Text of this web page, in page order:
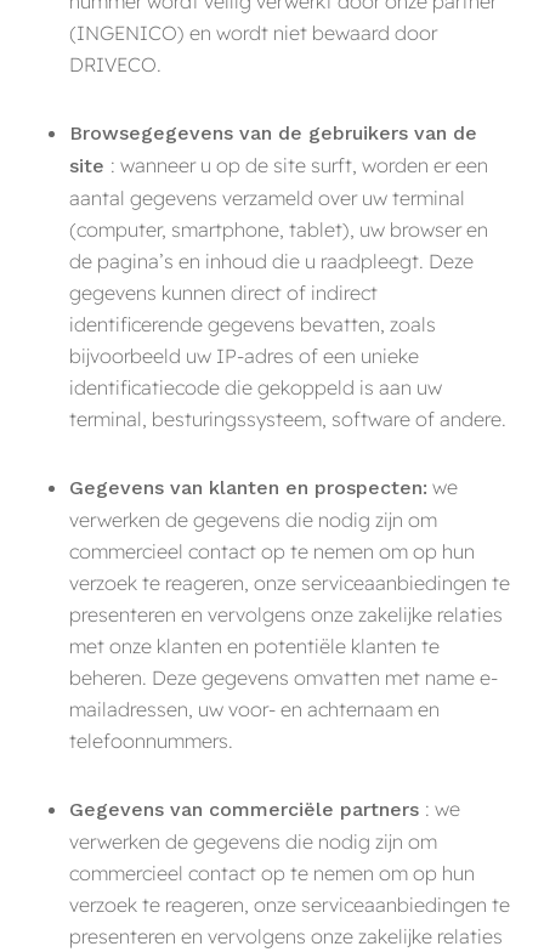
(INGENICO) en wordt niet bewaard door
DRIVECO.
Browsegegevens van de gebruikers van de
site : wanneer u op de site surft, worden er een
aantal gegevens verzameld over uw terminal
(computer, smartphone, tablet), uw browser en
de pagina’s en inhoud die u raadpleegt. Deze
gegevens kunnen direct of indirect
identificerende gegevens bevatten, zoals
bijvoorbeeld uw IP-adres of een unieke
identificatiecode die gekoppeld is aan uw
terminal, besturingssysteem, software of andere.
Gegevens van klanten en prospecten: we
verwerken de gegevens die nodig zijn om
commercieel contact op te nemen om op hun
verzoek te reageren, onze serviceaanbiedingen te
presenteren en vervolgens onze zakelijke relaties
met onze klanten en potentiële klanten te
beheren. Deze gegevens omvatten met name e-
mailadressen, uw voor- en achternaam en
telefoonnummers.
Gegevens van commerciële partners : we
verwerken de gegevens die nodig zijn om
commercieel contact op te nemen om op hun
verzoek te reageren, onze serviceaanbiedingen te
presenteren en vervolgens onze zakelijke relaties